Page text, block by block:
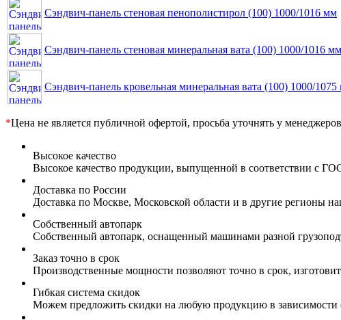
Сэндвич-панель стеновая пенополистирол (100) 1000/1016 мм
Сэндвич-панель стеновая минеральная вата (100) 1000/1016 мм
Сэндвич-панель кровельная минеральная вата (100) 1000/
*Цена не является публичной офертой, просьба уточнять у
Высокое качество
Высокое качество продукции, выпущенной в соответствии с
Доставка по России
Доставка по Москве, Московской области и в другие регионы
Собственный автопарк
Собственный автопарк, оснащенный машинами разной
Заказ точно в срок
Производственные мощности позволяют точно в срок,
Гибкая система скидок
Можем предложить скидки на любую продукцию в зависимости